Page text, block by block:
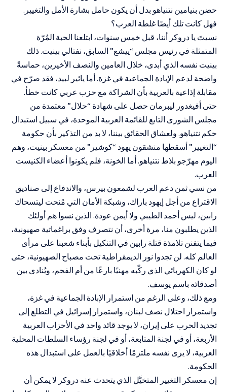
حضن بنيامين نتنياهو بدل أن يكون حامل بشارة الأمل والتغيير.
فهل كانت تلك أيضًا غلطة العرب؟
نسيتَ يا دروكر أننا، قبل خمس سنوات، ابتلعنا الحبة المُرّة
المتمثلة في رئيس مجلس “ييشع” السابق، نفتالي بينيت. ذلك
بينيت نفسه الذي أبدى، خلال العامين والنصف الأخيرين، حماسةً
واضحة لدعم الإبادة الجماعية في غزة. أما يائير لبيد، فقد صرّح في
مقابلة إذاعية بالعربية بأن الشراكة مع حزب عربي كانت خطأ.
حتى أفيغدور ليبرمان حصل على شهادة “حلال” معتمدة من
مجلس الشورى التابع للقائمة العربية الموحدة، في سبيل استبدال
حكم نتنياهو. ولعشاق الحقائق بيننا، لا بد من التذكير بأن حكومة
“التغيير” أسقطها منشقون يهود “كوشير” من معسكر بينيت، وهم
اليوم مهرّجو بلاط نتنياهو. أما الخونة، فلم يكونوا أعضاء الكنيست
العرب.
من نسي ثمن دعم العرب لشمعون بيرس، والاندفاع إلى صناديق
الاقتراع من أجل إيهود باراك، وشبكة الأمان التي مُنحت ليتسحاك
رابين، ليس أحمد الطيبي ولا أيمن عودة. الذين نسوا هم أولئك
الذين يطلبون منا، مرة أخرى، أن نتصرف وفق براغماتية صهيونية،
فيما يتفنن تلامذة قتلة رابين في التنكيل بأبناء شعبنا على مرأى
العالم كله. لن تجدوا نور الديمقراطية تحت مصباح الصهيونية، حتى
لو كان الكهربائي الذي ركّبه مهنيًا بارعًا من أم الفحم، ويُنادى بين
أصدقائه باسم يوسف.
ومع ذلك، وعلى الرغم من استمرار الإبادة الجماعية في غزة،
واستمرار احتلال نصف لبنان، واستمرار إسرائيل في التطلع إلى
تجديد الحرب على إيران، لا يوجد قائد واحد في الأحزاب العربية
الأربعة، أو في لجنة المتابعة، أو في لجنة رؤساء السلطات المحلية
العربية، لا يرى نفسه ملتزمًا أخلاقيًا بالعمل على استبدال هذه
الحكومة.
إن معسكر التغيير المتخيَّل الذي يتحدث عنه دروكر لا يمكن أن